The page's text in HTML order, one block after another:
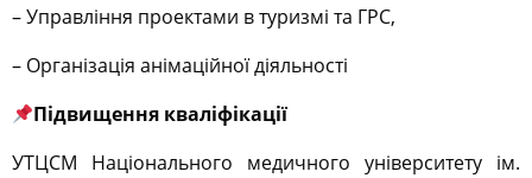
– Управління проектами в туризмі та ГРС,
– Організація анімаційної діяльності
Підвищення кваліфікації
УТЦСМ Національного медичного університету ім.